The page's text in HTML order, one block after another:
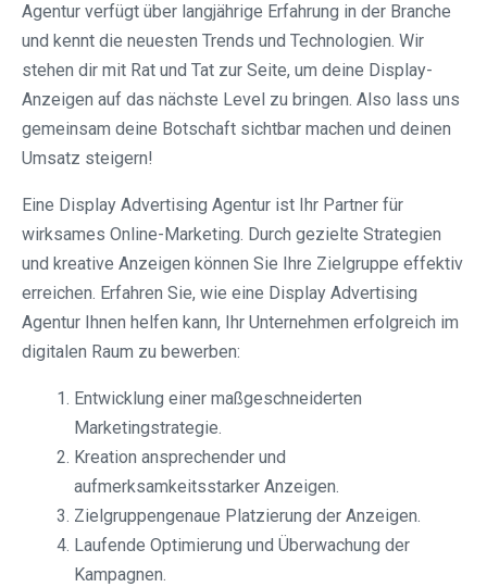
Agentur verfügt über langjährige Erfahrung in der Branche
und kennt die neuesten Trends und Technologien. Wir
stehen dir mit Rat und Tat zur Seite, um deine Display-
Anzeigen auf das nächste Level zu bringen. Also lass uns
gemeinsam deine Botschaft sichtbar machen und deinen
Umsatz steigern!
Eine Display Advertising Agentur ist Ihr Partner für
wirksames Online-Marketing. Durch gezielte Strategien
und kreative Anzeigen können Sie Ihre Zielgruppe effektiv
erreichen. Erfahren Sie, wie eine Display Advertising
Agentur Ihnen helfen kann, Ihr Unternehmen erfolgreich im
digitalen Raum zu bewerben:
Entwicklung einer maßgeschneiderten
Marketingstrategie.
Kreation ansprechender und
aufmerksamkeitsstarker Anzeigen.
Zielgruppengenaue Platzierung der Anzeigen.
Laufende Optimierung und Überwachung der
Kampagnen.